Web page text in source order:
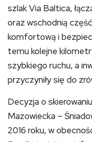
szlak Via Baltica,
oraz wschodnią
komfortową i
temu kolejne
szybkiego ruchu, a
przyczyniły się do
Decyzja o
Mazowiecka –
2016 roku, w